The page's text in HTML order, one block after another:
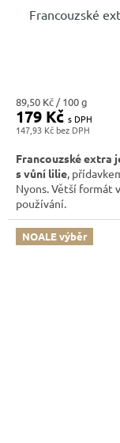
Francouzské
147,93 Kč
179 Kč
Měrná
cena:
89,50 Kč / 100 g
Francouzské extra
s vůní lilie,
Nyons. Větší formát
používání.
NOALE výběr